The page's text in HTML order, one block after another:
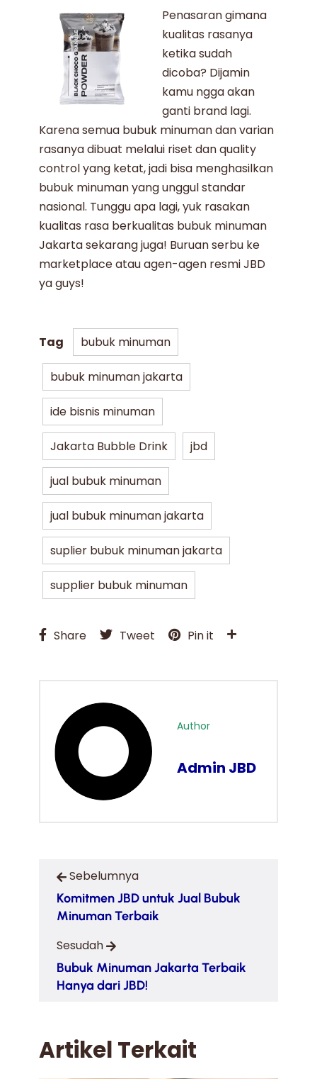
Penasaran gimana
kualitas rasanya
ketika sudah
dicoba? Dijamin
kamu ngga akan
ganti brand lagi.
Karena semua bubuk minumandan varian
rasanya dibuat melalui riset dan quality
control yang ketat, jadi bisa menghasilkan
bubuk minumanyang unggul standar
nasional. Tunggu apa lagi, yuk rasakan
kualitas rasa berkualitas bubuk minuman
Jakartasekarang juga! Buruan serbu ke
marketplace atau agen-agen resmi JBD
ya guys!
Tag bubuk minuman
bubuk minuman jakarta
ide bisnis minuman
Jakarta Bubble Drink jbd
jual bubuk minuman
jual bubuk minuman jakarta
suplier bubuk minuman jakarta
supplier bubuk minuman
Share Tweet Pin it
Author
Admin JBD
Sebelumnya
Komitmen JBD untuk Jual Bubuk
Minuman Terbaik
Sesudah
Bubuk Minuman Jakarta Terbaik
Hanya dari JBD!
Artikel Terkait